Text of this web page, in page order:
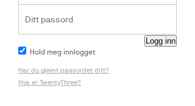
Hold meg innlogget
Har du glemt passordet ditt?
Hva er TwentyThree?